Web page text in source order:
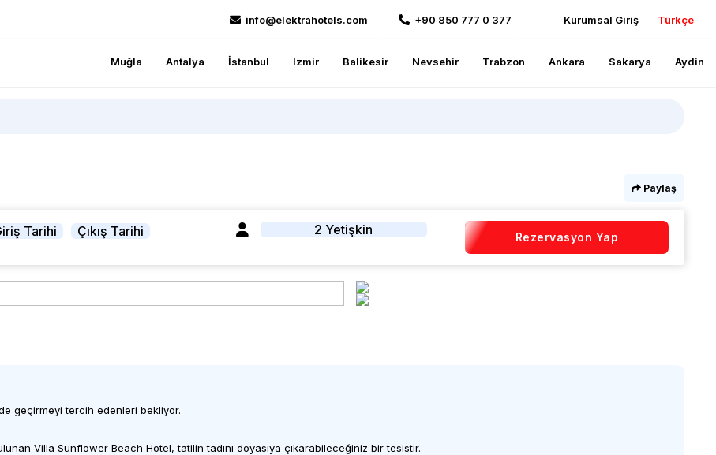
info@elektrahotels.com +90 850 777 0 377 Kurumsal Giriş Türkçe
Muğla Antalya İstanbul Izmir Balikesir Nevsehir Trabzon Ankara Sakarya Aydin
Paylaş
Tarihi Çıkış Tarihi 2 Yetişkin Rezervasyon Yap
geçirmeyi tercih edenleri bekliyor.
Villa Sunflower Beach Hotel, tatilin tadını doyasıya çıkarabileceğiniz bir tesistir.